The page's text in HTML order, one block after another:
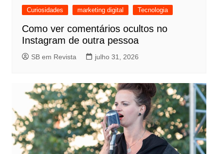
Curiosidades marketing digital Tecnologia
Como ver comentários ocultos no
Instagram de outra pessoa
SB em Revista julho 31, 2026